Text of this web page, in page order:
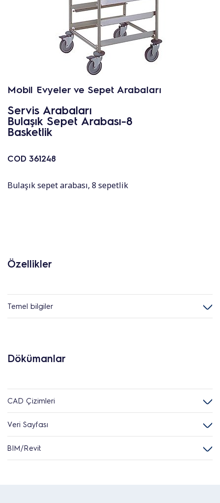
Mobil Evyeler ve Sepet Arabaları
Servis Arabaları
Bulaşık Sepet Arabası-8
Basketlik
COD 361248
Bulaşık sepet arabası, 8 sepetlik
Özellikler
Temel bilgiler
Dökümanlar
CAD Çizimleri
Veri Sayfası
BIM/Revit